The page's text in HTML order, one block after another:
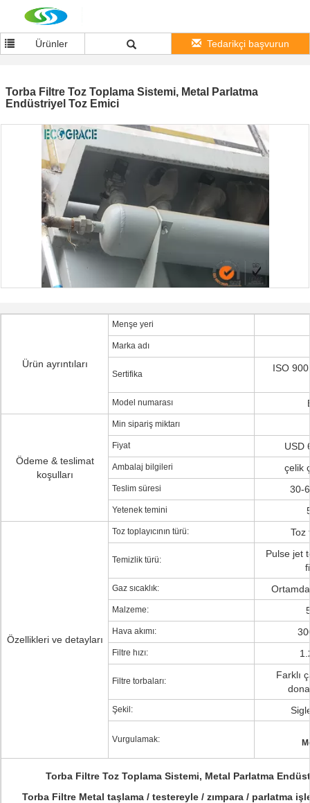
Ürünler Tedarikçi başvurun
Torba Filtre Toz Toplama Sistemi, Metal Parlatma
Endüstriyel Toz Emici
Ürün ayrıntıları
Menşe yeri
Marka adı
Sertifika
ISO
Model numarası
Ödeme & teslimat
koşulları
Min sipariş miktarı
Fiyat USD
Ambalaj bilgileri çelik
Teslim süresi 30-
Yetenek temini
Özellikleri ve detayları
Toz toplayıcının türü: Toz
Temizlik türü:
Pulse jet
Gaz sıcaklık:
Malzeme:
Hava akımı:
Filtre hızı:
Filtre torbaları:
Farklı
Şekil:
Vurgulamak:
Torba Filtre Toz Toplama Sistemi, Metal Parlatma
Torba Filtre Metal taşlama / testereyle / zımpara / parlatma